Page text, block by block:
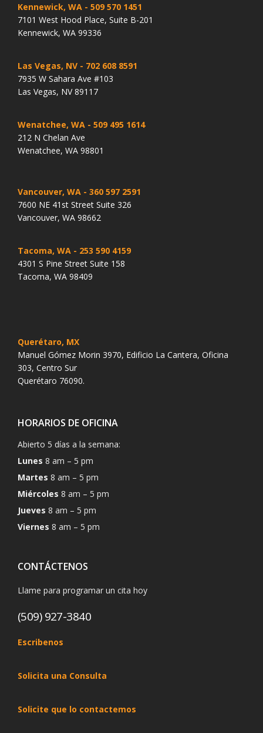
Kennewick, WA - 509 570 1451
7101 West Hood Place, Suite B-201
Kennewick, WA 99336
Las Vegas, NV - 702 608 8591
7935 W Sahara Ave #103
Las Vegas, NV 89117
Wenatchee, WA - 509 495 1614
212 N Chelan Ave
Wenatchee, WA 98801
Vancouver, WA - 360 597 2591
7600 NE 41st Street Suite 326
Vancouver, WA 98662
Tacoma, WA - 253 590 4159
4301 S Pine Street Suite 158
Tacoma, WA 98409
Querétaro, MX
Manuel Gómez Morin 3970, Edificio La Cantera, Oficina
303, Centro Sur
Querétaro 76090.
HORARIOS DE OFICINA
Abierto 5 días a la semana:
Lunes 8 am – 5 pm
Martes 8 am – 5 pm
Miércoles 8 am – 5 pm
Jueves 8 am – 5 pm
Viernes 8 am – 5 pm
CONTÁCTENOS
Llame para programar un cita hoy
(509) 927-3840
Escribenos
Solicita una Consulta
Solicite que lo contactemos